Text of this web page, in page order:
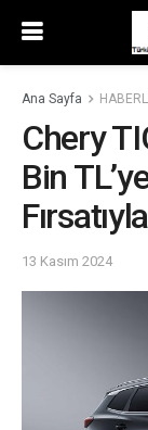
Ana Sayfa
Chery
Bin
13 Kasım 2024